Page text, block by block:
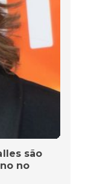
são
no